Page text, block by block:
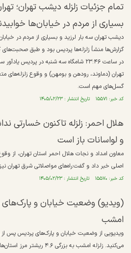
تمام جزئیات زلزله دیشب تهران؛
بسیاری از مردم در خیابان‌ها
دیشب تهران سه بار لرزید و بسیاری از مردم در
در ساعت ۲۳:۴۶ شامگاه سه شنبه در پردیس
تهران (دماوند، رودهن و بومهن) و وقوع زلزله‌های
گسل‌های مهم است.
کد خبر: ۱۵۵۷۱ تاریخ انتشار : ۱۴۰۵/۰۲/۲۳
هلال احمر: زلزله تاکنون خسارتی
و لواسانات باز است
معاون امداد و نجات هلال احمر استان تهران، از
اصلی خبر داد و گفت:راه‌های مواصلاتی شرق تهران
کد خبر: ۱۵۵۷۰ تاریخ انتشار : ۱۴۰۵/۰۲/۲۳
(ویدیو) وضعیت خیابان و پارک‌های
امشب
ویدیویی از وضعیت خیابان و پارک‌های پردیس پس از
می‌کنید. زلزله امشب به بزرگی